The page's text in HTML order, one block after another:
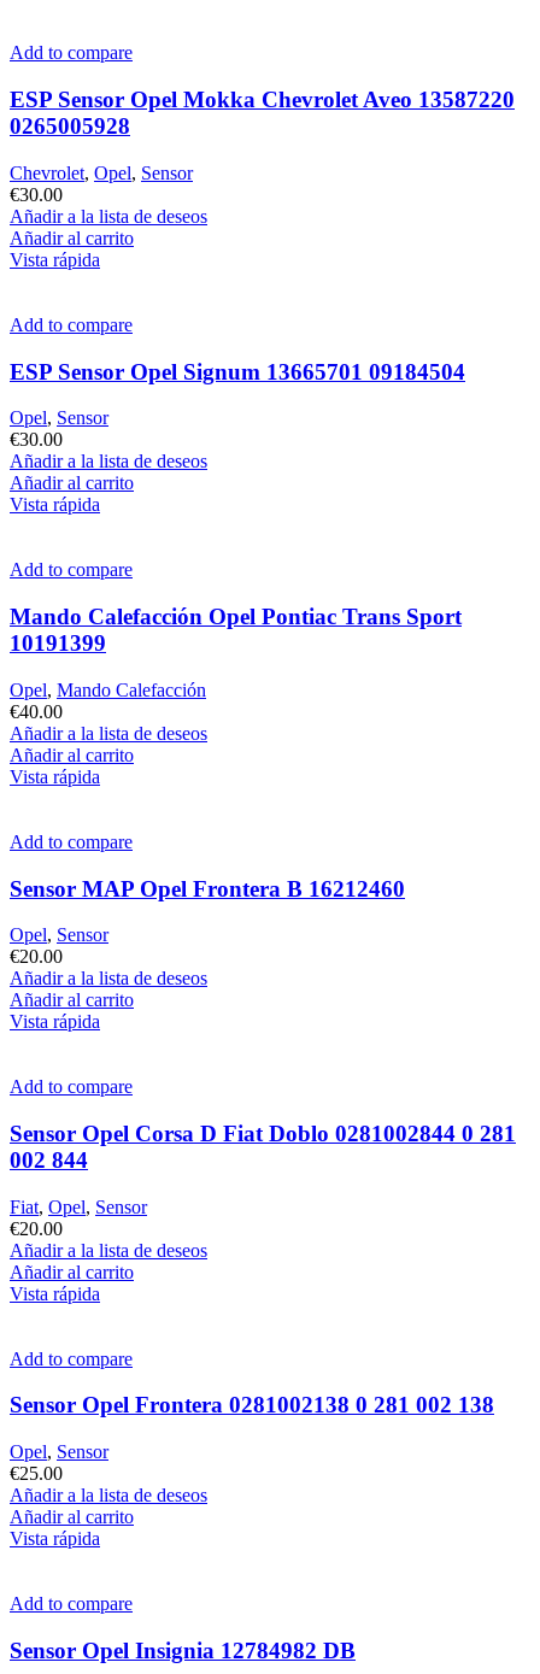
Add to compare
ESP Sensor Opel Mokka Chevrolet Aveo 13587220
0265005928
Chevrolet, Opel, Sensor
€30.00
Añadir a la lista de deseos
Añadir al carrito
Vista rápida
Add to compare
ESP Sensor Opel Signum 13665701 09184504
Opel, Sensor
€30.00
Añadir a la lista de deseos
Añadir al carrito
Vista rápida
Add to compare
Mando Calefacción Opel Pontiac Trans Sport
10191399
Opel, Mando Calefacción
€40.00
Añadir a la lista de deseos
Añadir al carrito
Vista rápida
Add to compare
Sensor MAP Opel Frontera B 16212460
Opel, Sensor
€20.00
Añadir a la lista de deseos
Añadir al carrito
Vista rápida
Add to compare
Sensor Opel Corsa D Fiat Doblo 0281002844 0 281
002 844
Fiat, Opel, Sensor
€20.00
Añadir a la lista de deseos
Añadir al carrito
Vista rápida
Add to compare
Sensor Opel Frontera 0281002138 0 281 002 138
Opel, Sensor
€25.00
Añadir a la lista de deseos
Añadir al carrito
Vista rápida
Add to compare
Sensor Opel Insignia 12784982 DB